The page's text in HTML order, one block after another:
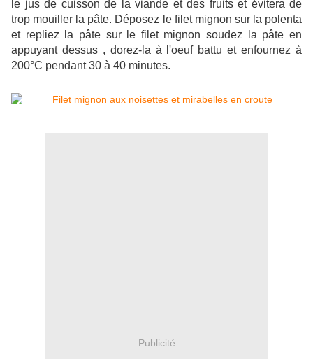
le jus de cuisson de la viande et des fruits et évitera de
trop mouiller la pâte. Déposez le filet mignon sur la polenta
et repliez la pâte sur le filet mignon soudez la pâte en
appuyant dessus , dorez-la à l'oeuf battu et enfournez à
200°C pendant 30 à 40 minutes.
Publicité